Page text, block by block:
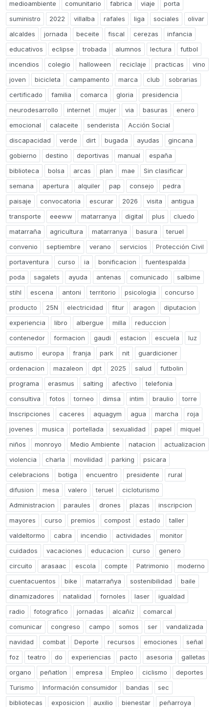
medioambiente comunitario fabrica viaje
porta
suministro
2022 villalba rafales liga sociales
olivar
alcaldes
jornada beceite fiscal cerezas
infancia
educativos
eclipse trobada alumnos lectura
futbol
incendios
colegio halloween reciclaje practicas
vino
joven
bicicleta campamento marca club
sobrarias
certificado
familia comarca gloria
presidencia
neurodesarrollo
internet mujer via basuras
enero
emocional
calaceite senderista
Acción Social
discapacidad
verde dirt bugada ayudas
gincana
gobierno
destino deportivas manual
españa
biblioteca
bolsa arcas plan mae
Sin clasificar
semana
apertura alquiler pap consejo
pedra
paisaje
convocatoria escurar 2026 visita
antigua
transporte
eeeww matarranya digital plus
cluedo
matarraña
agricultura matarranya basura
teruel
convenio
septiembre verano servicios
Protección Civil
portaventura
curso ia bonificacion
fuentespalda
poda
sagalets ayuda antenas comunicado
salbime
stihl
escena antoni territorio psicologia
concurso
producto
25N electricidad fitur aragon
diputacion
experiencia
libro albergue milla
reduccion
contenedor
formacion gaudi estacion escuela
luz
autismo
europa franja park nit
guardicioner
ordenacion
mazaleon dpt 2025 salud
futbolin
programa
erasmus salting afectivo
telefonia
consultiva
fotos torneo dimsa intim braulio
torre
Inscripciones
caceres aquagym agua marcha
roja
jovenes
musica portellada sexualidad papel
miquel
niños
monroyo Medio Ambiente natacion
actualizacion
violencia
charla movilidad parking
psicara
celebracions
botiga encuentro presidente
rural
difusion
mesa valero teruel
cicloturismo
Administracion
paraules drones plazas
inscripcion
mayores
curso premios compost estado
taller
valdeltormo
cabra incendio actividades
monitor
cuidados
vacaciones educacion curso
genero
circuito
arasaac escola compte Patrimonio
moderno
cuentacuentos
bike matarrañya sostenibilidad
baile
dinamizadores
natalidad fornoles laser
igualdad
radio
fotografico jornadas alcañiz
comarcal
comunicar
congreso campo somos ser
vandalizada
navidad
combat Deporte recursos emociones
señal
foz
teatro do experiencias pacto asesoria
galletas
organo
peñatlon empresa Empleo ciclismo
deportes
Turismo
Información consumidor bandas
sec
bibliotecas
exposicion auxilio bienestar
peñarroya